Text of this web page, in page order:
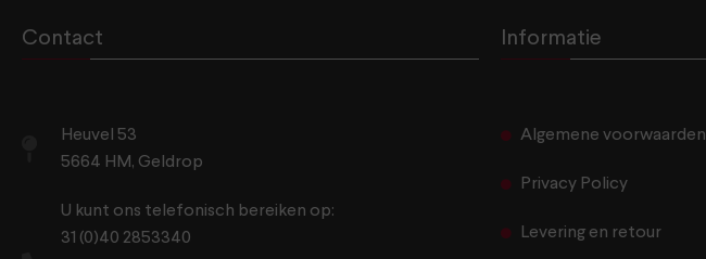
Contact
Heuvel 53
5664 HM, Geldrop
U kunt ons telefonisch bereiken op:
31 (0)40 2853340
Informatie
Algemene voorwaarden
Privacy Policy
Levering en retour